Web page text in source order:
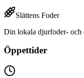
Slättens Foder
Din lokala djurfoder- och
Öppettider